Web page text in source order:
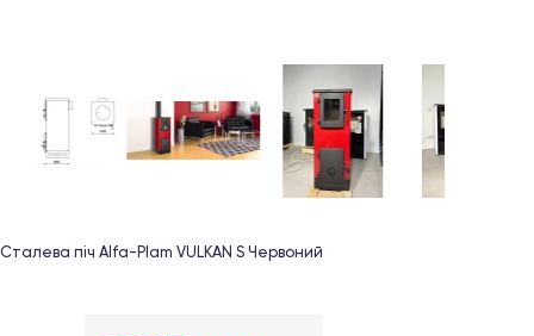
Сталева піч Alfa-Plam VULKAN S Червоний